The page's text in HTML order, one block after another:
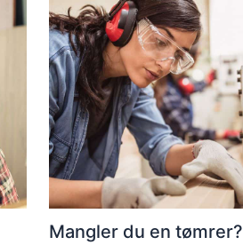
Mangler du en tømrer?